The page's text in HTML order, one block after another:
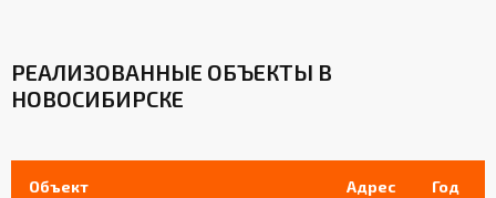
РЕАЛИЗОВАННЫЕ ОБЪЕКТЫ В
НОВОСИБИРСКЕ
Объект Адрес Год